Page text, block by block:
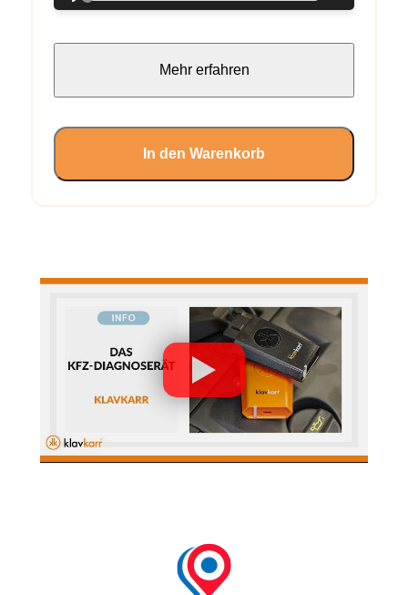
Mehr erfahren
In den Warenkorb